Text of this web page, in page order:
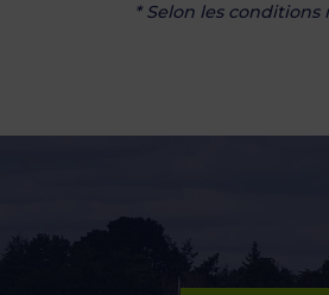
* Selon les conditions